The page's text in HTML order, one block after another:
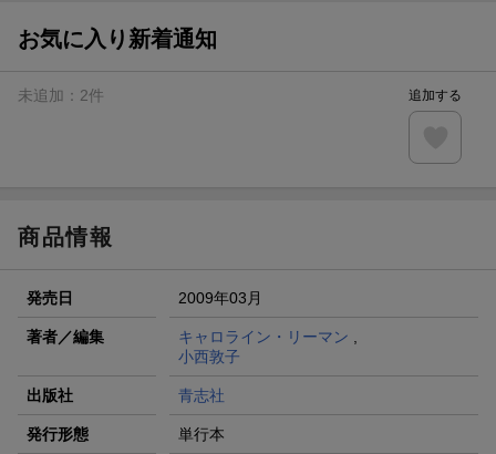
ト山分け
エントリー＆3,000円以上購入で無料データSIM（3GB/月プ
楽天モバイル紹介キャンペーンの拡散で300円OFFクーポン
お気に入り新着通知
未追加： 2件 追加する
商品情報
発売日 2009年03月
著者／編集 キャロライン・リーマン ,
小西敦子
出版社 青志社
発行形態 単行本